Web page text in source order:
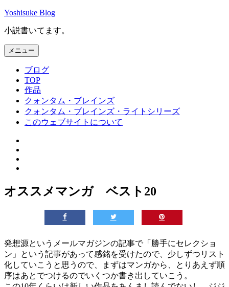
コ
テ
ン
ツ
Yoshisuke Blog
小説書いてます。
メニュー
ブログ
TOP
作品
クォンタム・ブレインズ
クォンタム・ブレインズ・ライトシリーズ
このウェブサイトについて
ル
オススメマンガ ベスト20
発想源というメールマガジンの記事で「勝手にセレクショ
ン」という記事があって感銘を受けたので、少しずつリスト
化していこうと思うので、まずはマンガから、とりあえず順
序はあとでつけるのでいくつか書き出していこう。